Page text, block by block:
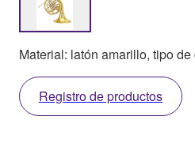
Material: latón amarillo, tipo
Registro de productos